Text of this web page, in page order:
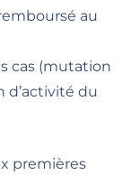
au
cas (mutation
d’activité du
premières